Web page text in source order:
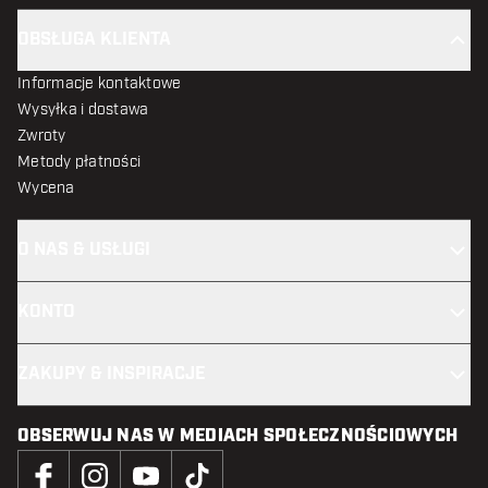
Informacje kontaktowe
Wysyłka i dostawa
Zwroty
Metody płatności
Wycena
OBSERWUJ NAS W MEDIACH SPOŁECZNOŚCIOWYCH